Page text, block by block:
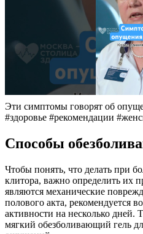
Эти симптомы говорят об
#здоровье #рекомендации
Способы
Чтобы понять, что делать при
клитора, важно определить их
являются механические
полового акта, рекомендуется
активности на несколько дней.
мягкий обезболивающий гель